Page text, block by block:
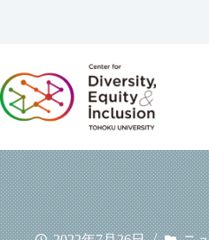
ツ
へ
ス
ッ
プ